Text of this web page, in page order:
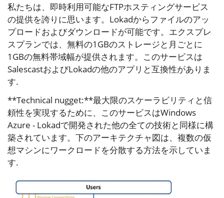
私たちは、即時利用可能なFTPホスティングサービス
の提供を誇りに思います。Lokadからファイルのアッ
プロードおよびダウンロードが可能です。エクスプレ
スプランでは、無料の1GBのストレージと月ごとに
1GBの無料帯域幅が提供されます。このサービスは
SalescastおよびLokadの他のアプリと互換性がありま
す.
**Technical nugget:**最大限のスケーラビリティと信
頼性を実現するために、このサービスはWindows
Azure - Lokadで開発された他の全ての技術と同様に構
築されています。下のアーキテクチャ図は、複数の仮
想マシンにワークロードを分散する方法を示していま
す.